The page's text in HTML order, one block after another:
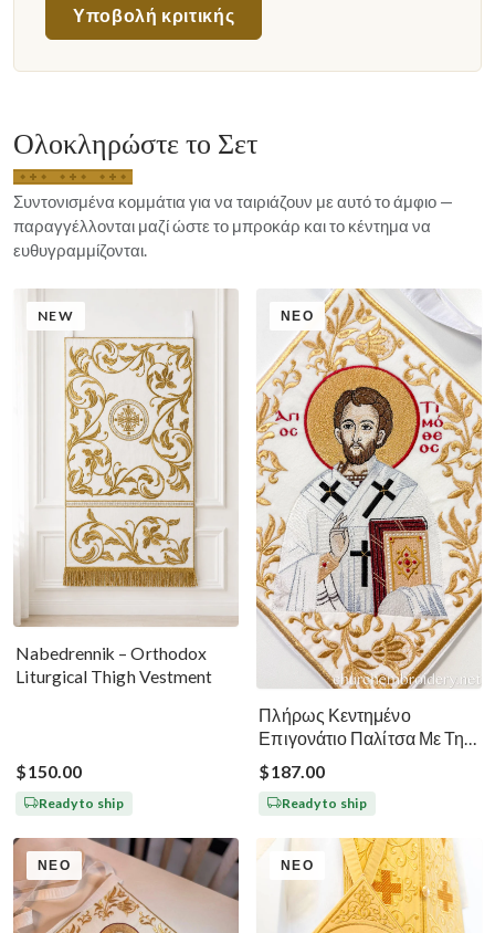
Υποβολή κριτικής
Ολοκληρώστε το Σετ
Συντονισμένα κομμάτια για να ταιριάζουν με αυτό το άμφιο —
παραγγέλλονται μαζί ώστε το μπροκάρ και το κέντημα να
ευθυγραμμίζονται.
NEW
Nabedrennik – Orthodox
Liturgical Thigh Vestment
$150.00
Ready to ship
ΝΈΟ
Πλήρως Κεντημένο
Επιγονάτιο Παλίτσα Με Την
Εικόνα Του Αγίου Τιμοθέου
$187.00
Ready to ship
ΝΈΟ ΝΈΟ